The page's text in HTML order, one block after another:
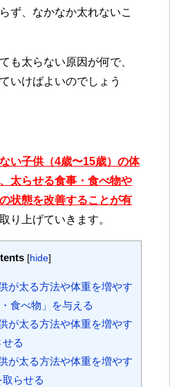
ず、なかなか太れないこ
も太らない原因が何で、
いけばよいのでしょう
い子供（4歳〜15歳）の体
太らせる食事・食べ物や
状態を改善することが有
取り上げていきます。
[hide]
が太る方法や体重を増やす
食べ物」を与える
が太る方法や体重を増やす
る
が太る方法や体重を増やす
らせる